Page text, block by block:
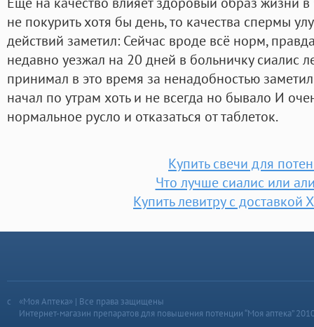
не покурить хотя бы день, то качества спермы
действий заметил: Сейчас вроде всё норм,
недавно уезжал на 20 дней в больничку сиалис
принимал в это время за ненадобностью
начал по утрам хоть и не всегда но бывало И
нормальное русло и отказаться от таблеток.
Купить свечи для
Что лучше сиалис или
Купить левитру с доставкой
«Моя Аптека» | Все права защищены
Интернет-магазин препаратов для повышения потенции “Моя аптека”